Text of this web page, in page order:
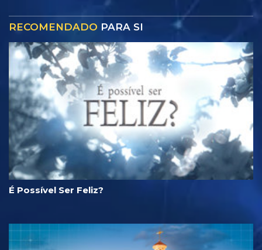
RECOMENDADO PARA SI
É Possível Ser Feliz?